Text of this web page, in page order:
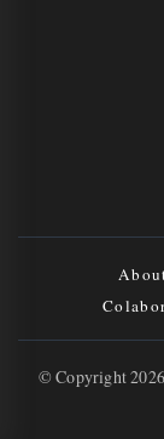
© Copyright